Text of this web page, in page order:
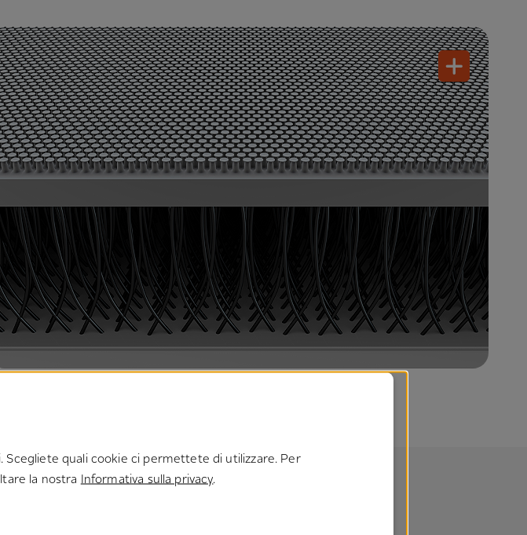
quali cookie ci permettete di utilizzare. Per
la nostra Informativa sulla privacy.